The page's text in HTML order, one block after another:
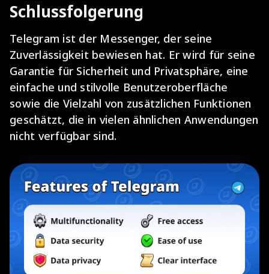
Schlussfolgerung
Telegram ist der Messenger, der seine
Zuverlässigkeit bewiesen hat. Er wird für seine
Garantie für Sicherheit und Privatsphäre, eine
einfache und stilvolle Benutzeroberfläche
sowie die Vielzahl von zusätzlichen Funktionen
geschätzt, die in vielen ähnlichen Anwendungen
nicht verfügbar sind.